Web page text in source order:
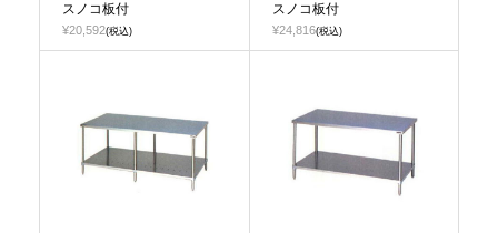
スノコ板付
¥20,592(税込)
スノコ板付
¥24,816(税込)